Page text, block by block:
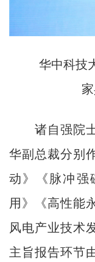
华中科技大
诸自强院士
华副总裁分别
动》《脉冲强
用》《高性能
风电产业技术
主旨报告环节